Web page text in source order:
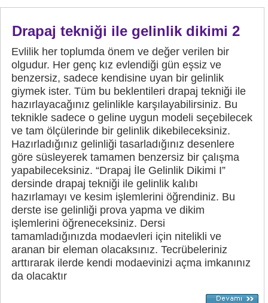
Drapaj tekniği ile gelinlik dikimi 2
Evlilik her toplumda önem ve değer verilen bir
olgudur. Her genç kız evlendiği gün eşsiz ve
benzersiz, sadece kendisine uyan bir gelinlik
giymek ister. Tüm bu beklentileri drapaj tekniği ile
hazırlayacağınız gelinlikle karşılayabilirsiniz. Bu
teknikle sadece o geline uygun modeli seçebilecek
ve tam ölçülerinde bir gelinlik dikebileceksiniz.
Hazırladığınız gelinliği tasarladığınız desenlere
göre süsleyerek tamamen benzersiz bir çalışma
yapabileceksiniz. “Drapaj İle Gelinlik Dikimi I”
dersinde drapaj tekniği ile gelinlik kalıbı
hazırlamayı ve kesim işlemlerini öğrendiniz. Bu
derste ise gelinliği prova yapma ve dikim
işlemlerini öğreneceksiniz. Dersi
tamamladığınızda modaevleri için nitelikli ve
aranan bir eleman olacaksınız. Tecrübeleriniz
arttırarak ilerde kendi modaevinizi açma imkanınız
da olacaktır